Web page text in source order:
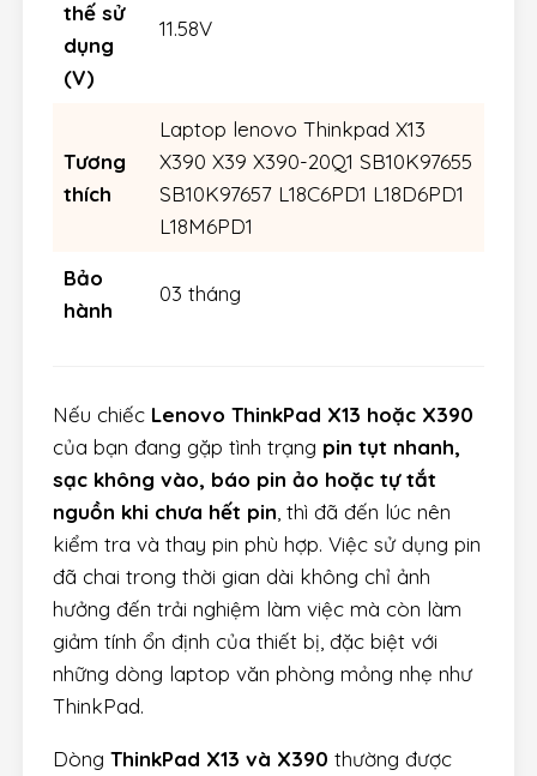
thế sử
dụng
(V)
11.58V
Tương
thích
Laptop lenovo Thinkpad X13
X390 X39 X390-20Q1 SB10K97655
SB10K97657 L18C6PD1 L18D6PD1
L18M6PD1
Bảo
hành
03 tháng
Nếu chiếc Lenovo ThinkPad X13 hoặc X390
của bạn đang gặp tình trạng pin tụt nhanh,
sạc không vào, báo pin ảo hoặc tự tắt
nguồn khi chưa hết pin , thì đã đến lúc nên
kiểm tra và thay pin phù hợp. Việc sử dụng pin
đã chai trong thời gian dài không chỉ ảnh
hưởng đến trải nghiệm làm việc mà còn làm
giảm tính ổn định của thiết bị, đặc biệt với
những dòng laptop văn phòng mỏng nhẹ như
ThinkPad.
Dòng ThinkPad X13 và X390 thường được